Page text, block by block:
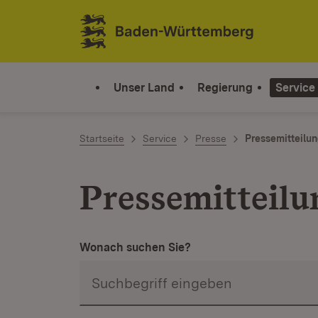
Zum Inhalt springen
Link zur Startseite
Unser Land Regierung Service
Startseite Service Presse
Wonach suchen Sie?